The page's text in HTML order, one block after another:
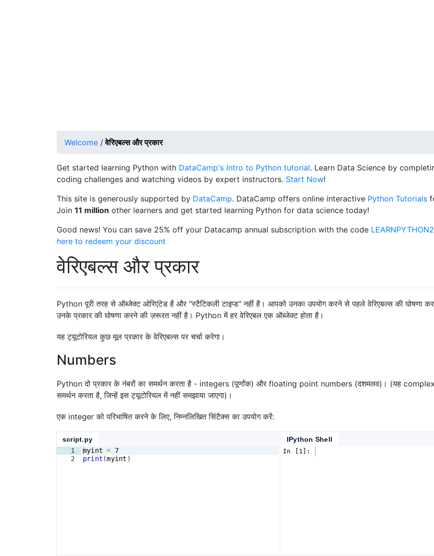
Welcome / वेरिएबल्स और प्रकार
Get started learning Python with DataCamp's Intro to Python tutorial. Learn Data Science by
coding challenges and watching videos by expert instructors. Start Now!
This site is generously supported by DataCamp. DataCamp offers online interactive Python Tutorials
Join 11 million other learners and get started learning Python for data science today!
Good news! You can save 25% off your Datacamp annual subscription with the code
here to redeem your discount
वेरिएबल्स और प्रकार
Python पूरी तरह से ऑब्जेक्ट ओरिएंटेड है और "स्टैटिकली टाइप्ड" नहीं है। आपको उनका उपयोग करने से पहले वेरिएबल्स की घोषणा
उनके प्रकार की घोषणा करने की ज़रूरत नहीं है। Python में हर वेरिएबल एक ऑब्जेक्ट होता है।
यह ट्यूटोरियल कुछ मूल प्रकार के वेरिएबल्स पर चर्चा करेगा।
Numbers
Python दो प्रकार के नंबरों का समर्थन करता है - integers (पूर्णांक) और floating point numbers (दशमलव)। (यह
समर्थन करता है, जिन्हें इस ट्यूटोरियल में नहीं समझाया जाएगा)।
एक integer को परिभाषित करने के लिए, निम्नलिखित सिंटैक्स का उपयोग करें:
script.py
1
2
myint =
7
print (myint )
IPython Shell
In [1]: